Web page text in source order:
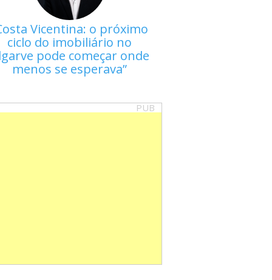
Vicentina: o próximo
ciclo do imobiliário no
pode começar onde
menos se esperava
PUB